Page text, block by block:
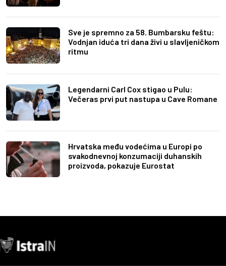
Sve je spremno za 58. Bumbarsku feštu:
Vodnjan iduća tri dana živi u slavljeničkom
ritmu
Legendarni Carl Cox stigao u Pulu:
Večeras prvi put nastupa u Cave Romane
Hrvatska među vodećima u Europi po
svakodnevnoj konzumaciji duhanskih
proizvoda, pokazuje Eurostat